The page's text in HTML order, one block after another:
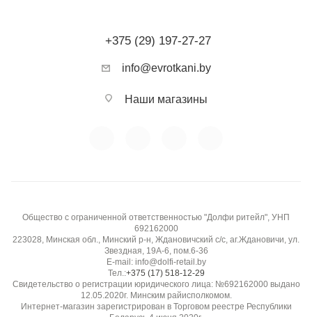
+375 (29) 197-27-27
info@evrotkani.by
Наши магазины
Общество с ограниченной ответственностью "Долфи ритейл", УНП
692162000
223028, Минская обл., Минский р-н, Ждановичский с/с, аг.Ждановичи, ул.
Звездная, 19А-6, пом.6-36
E-mail: info@dolfi-retail.by
Тел.:+375 (17) 518-12-29
Свидетельство о регистрации юридического лица: №692162000 выдано
12.05.2020г. Минским райисполкомом.
Интернет-магазин зарегистрирован в Торговом реестре Республики